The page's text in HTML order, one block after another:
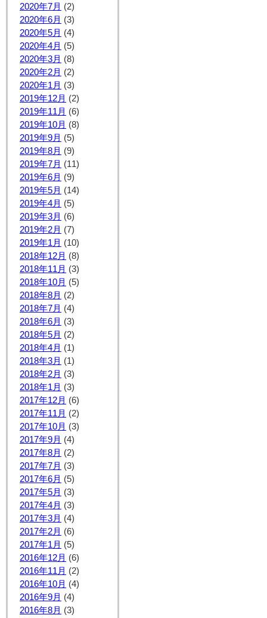
2020年7月 (2)
2020年6月 (3)
2020年5月 (4)
2020年4月 (5)
2020年3月 (8)
2020年2月 (2)
2020年1月 (3)
2019年12月 (2)
2019年11月 (6)
2019年10月 (8)
2019年9月 (5)
2019年8月 (9)
2019年7月 (11)
2019年6月 (9)
2019年5月 (14)
2019年4月 (5)
2019年3月 (6)
2019年2月 (7)
2019年1月 (10)
2018年12月 (8)
2018年11月 (3)
2018年10月 (5)
2018年8月 (2)
2018年7月 (4)
2018年6月 (3)
2018年5月 (2)
2018年4月 (1)
2018年3月 (1)
2018年2月 (3)
2018年1月 (3)
2017年12月 (6)
2017年11月 (2)
2017年10月 (3)
2017年9月 (4)
2017年8月 (2)
2017年7月 (3)
2017年6月 (5)
2017年5月 (3)
2017年4月 (3)
2017年3月 (4)
2017年2月 (6)
2017年1月 (5)
2016年12月 (6)
2016年11月 (2)
2016年10月 (4)
2016年9月 (4)
2016年8月 (3)